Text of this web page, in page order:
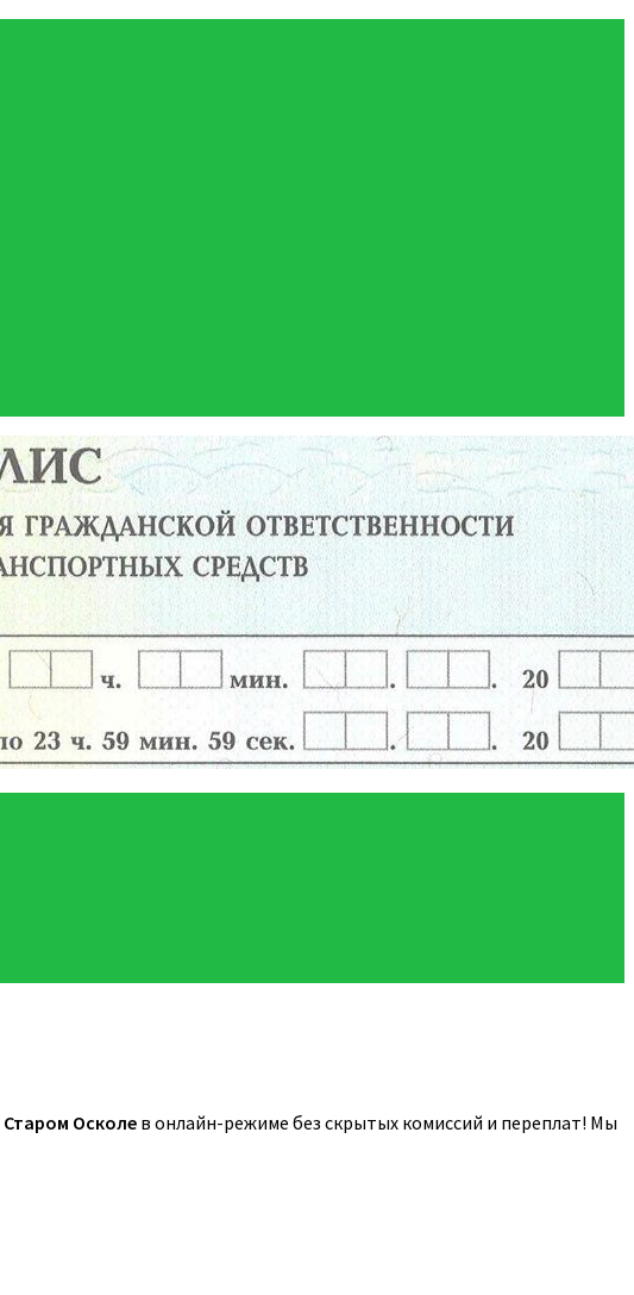
Старом Осколе в онлайн-режиме без скрытых комиссий и переплат! Мы